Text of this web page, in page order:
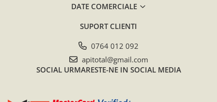
DATE COMERCIALE
SUPORT CLIENTI
0764 012 092
apitotal@gmail.com
SOCIAL URMARESTE-NE IN SOCIAL MEDIA